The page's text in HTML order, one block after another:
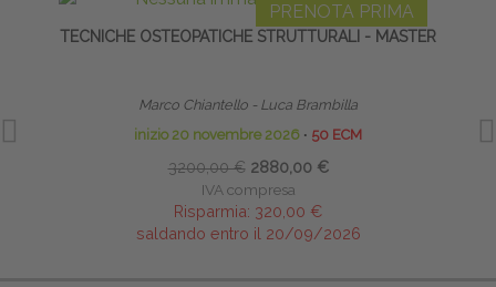
PRENOTA PRIMA
TECNICHE OSTEOPATICHE STRUTTURALI - MASTER
Marco Chiantello - Luca Brambilla
inizio 20 novembre 2026 ∙ 50 ECM
3200,00 € 2880,00 €
IVA compresa
Risparmia: 320,00 €
saldando entro il 20/09/2026